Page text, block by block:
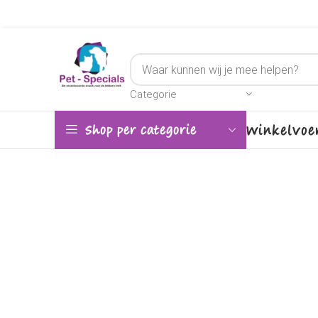
Categorie
Shop per categorie Winkel